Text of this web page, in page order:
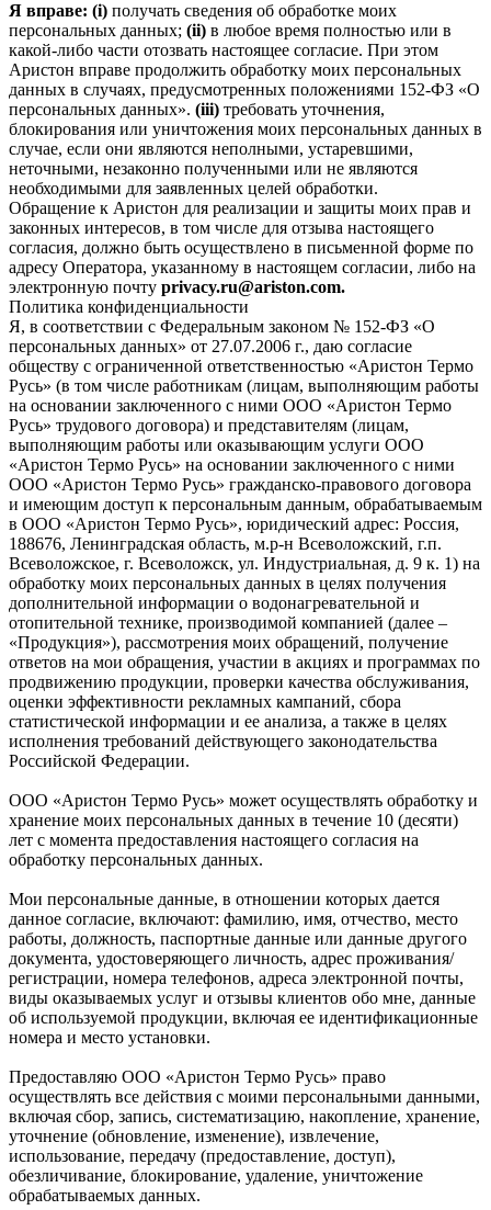
Я вправе: (i) получать сведения об обработке моих
персональных данных; (ii) в любое время полностью или в
какой-либо части отозвать настоящее согласие. При этом
Аристон вправе продолжить обработку моих персональных
данных в случаях, предусмотренных положениями 152-ФЗ «О
персональных данных». (iii) требовать уточнения,
блокирования или уничтожения моих персональных данных в
случае, если они являются неполными, устаревшими,
неточными, незаконно полученными или не являются
необходимыми для заявленных целей обработки.
Обращение к Аристон для реализации и защиты моих прав и
законных интересов, в том числе для отзыва настоящего
согласия, должно быть осуществлено в письменной форме по
адресу Оператора, указанному в настоящем согласии, либо на
электронную почту privacy.ru@ariston.com.
Политика конфиденциальности
Я, в соответствии с Федеральным законом № 152-ФЗ «О
персональных данных» от 27.07.2006 г., даю согласие
обществу с ограниченной ответственностью «Аристон Термо
Русь» (в том числе работникам (лицам, выполняющим работы
на основании заключенного с ними ООО «Аристон Термо
Русь» трудового договора) и представителям (лицам,
выполняющим работы или оказывающим услуги ООО
«Аристон Термо Русь» на основании заключенного с ними
ООО «Аристон Термо Русь» гражданско-правового договора
и имеющим доступ к персональным данным, обрабатываемым
в ООО «Аристон Термо Русь», юридический адрес: Россия,
188676, Ленинградская область, м.р-н Всеволожский, г.п.
Всеволожское, г. Всеволожск, ул. Индустриальная, д. 9 к. 1) на
обработку моих персональных данных в целях получения
дополнительной информации о водонагревательной и
отопительной технике, производимой компанией (далее –
«Продукция»), рассмотрения моих обращений, получение
ответов на мои обращения, участии в акциях и программах по
продвижению продукции, проверки качества обслуживания,
оценки эффективности рекламных кампаний, сбора
статистической информации и ее анализа, а также в целях
исполнения требований действующего законодательства
Российской Федерации.
ООО «Аристон Термо Русь» может осуществлять обработку и
хранение моих персональных данных в течение 10 (десяти)
лет с момента предоставления настоящего согласия на
обработку персональных данных.
Мои персональные данные, в отношении которых дается
данное согласие, включают: фамилию, имя, отчество, место
работы, должность, паспортные данные или данные другого
документа, удостоверяющего личность, адрес проживания/
регистрации, номера телефонов, адреса электронной почты,
виды оказываемых услуг и отзывы клиентов обо мне, данные
об используемой продукции, включая ее идентификационные
номера и место установки.
Предоставляю ООО «Аристон Термо Русь» право
осуществлять все действия с моими персональными данными,
включая сбор, запись, систематизацию, накопление, хранение,
уточнение (обновление, изменение), извлечение,
использование, передачу (предоставление, доступ),
обезличивание, блокирование, удаление, уничтожение
обрабатываемых данных.